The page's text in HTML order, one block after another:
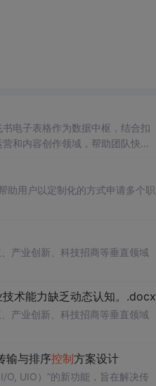
电子表格作为数据中枢，结合扣
和内容创作领域，帮助团队快速
助用户以定制化的方式申请多个职
产业创新、科技招商等垂直领域
术能力缺乏动态认知。.docx
产业创新、科技招商等垂直领域
输与排序控制方案设计
UIO）”的新功能，旨在解决传